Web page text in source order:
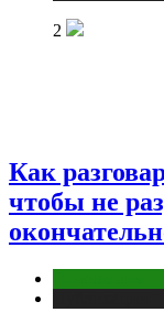
2
Как
чтобы не